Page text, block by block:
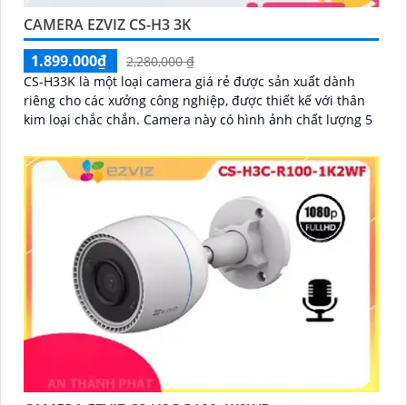
CAMERA EZVIZ CS-H3 3K
1.899.000₫
2,280,000 ₫
CS-H33K là một loại camera giá rẻ được sản xuất dành
riêng cho các xưởng công nghiệp, được thiết kế với thân
kim loại chắc chắn. Camera này có hình ảnh chất lượng 5